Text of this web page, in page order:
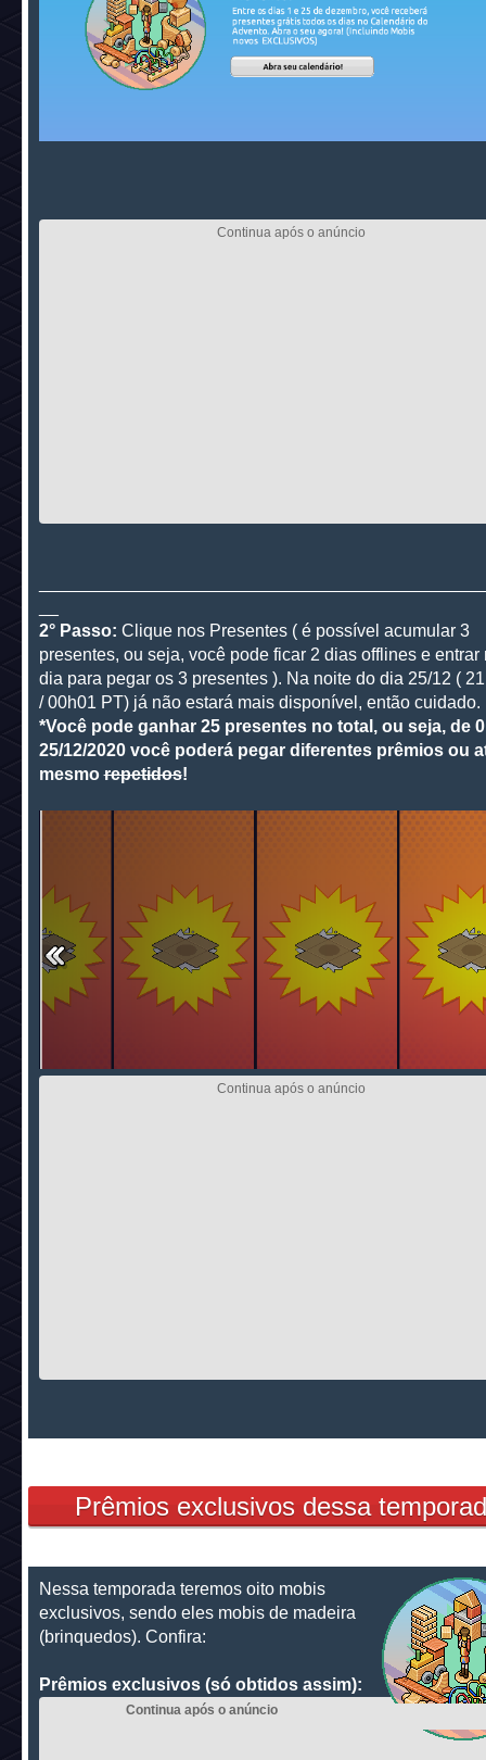
2° Passo: Clique nos Presentes ( é possível acumular 3
presentes, ou seja, você pode ficar 2 dias offlines e entrar
dia para pegar os 3 presentes ). Na noite do dia 25/12 (
/ 00h01 PT) já não estará mais disponível, então cuidado.
*Você pode ganhar 25 presentes no total, ou seja, de
25/12/2020 você poderá pegar diferentes prêmios ou
mesmorepetidos!
Prêmios exclusivos dessa
Nessa temporada teremos oito mobis
exclusivos, sendo eles mobis de madeira
(brinquedos). Confira:
Prêmios exclusivos (só obtidos assim):